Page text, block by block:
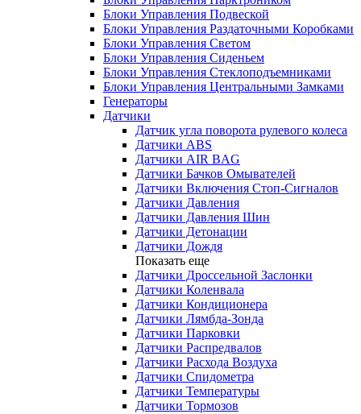
Блоки Управления Подвеской
Блоки Управления Раздаточными Коробками
Блоки Управления Светом
Блоки Управления Сиденьем
Блоки Управления Стеклоподъемниками
Блоки Управления Центральными Замками
Генераторы
Датчики
Датчик угла поворота рулевого колеса
Датчики ABS
Датчики AIR BAG
Датчики Бачков Омывателей
Датчики Включения Стоп-Сигналов
Датчики Давления
Датчики Давления Шин
Датчики Детонации
Датчики Дождя
Показать еще
Датчики Дроссельной Заслонки
Датчики Коленвала
Датчики Кондиционера
Датчики Лямбда-Зонда
Датчики Парковки
Датчики Распредвалов
Датчики Расхода Воздуха
Датчики Спидометра
Датчики Температуры
Датчики Тормозов